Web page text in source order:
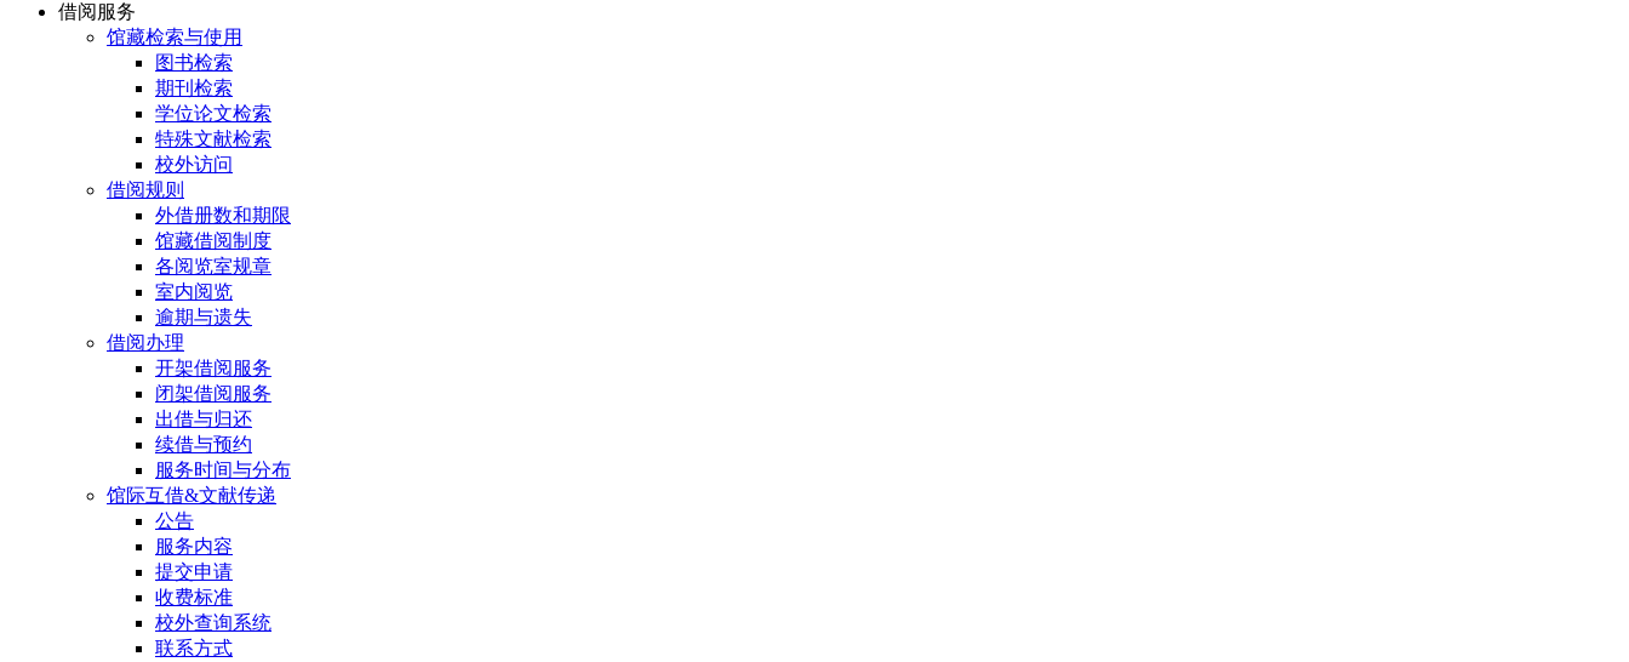
借阅服务
馆藏检索与使用
图书检索
期刊检索
学位论文检索
特殊文献检索
校外访问
借阅规则
外借册数和期限
馆藏借阅制度
各阅览室规章
室内阅览
逾期与遗失
借阅办理
开架借阅服务
闭架借阅服务
出借与归还
续借与预约
服务时间与分布
馆际互借&文献传递
公告
服务内容
提交申请
收费标准
校外查询系统
联系方式